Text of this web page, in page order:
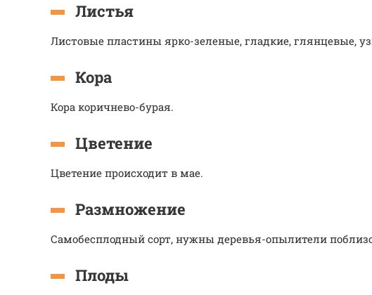
Листья
Листовые пластины ярко-зеленые, гладкие, глянцевые,
Кора
Кора коричнево-бурая.
Цветение
Цветение происходит в мае.
Размножение
Самобесплодный сорт, нужны деревья-опылители
Плоды